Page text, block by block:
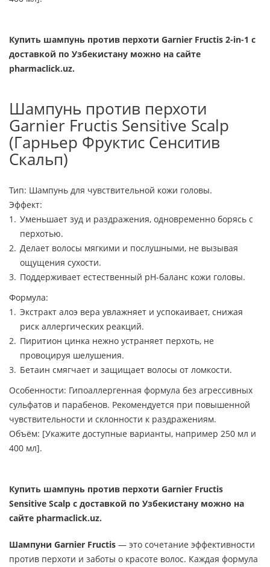
Купить шампунь против перхоти Garnier Fructis 2-in-1 с
доставкой по Узбекистану можно на сайте
pharmaclick.uz.
Шампунь против перхоти
Garnier Fructis Sensitive Scalp
(Гарньер Фруктис Сенситив
Скальп)
Тип: Шампунь для чувствительной кожи головы.
Эффект:
Уменьшает зуд и раздражения, одновременно борясь с
перхотью.
Делает волосы мягкими и послушными, не вызывая
ощущения сухости.
Поддерживает естественный pH-баланс кожи головы.
Формула:
Экстракт алоэ вера увлажняет и успокаивает, снижая
риск аллергических реакций.
Пиритион цинка нежно устраняет перхоть, не
провоцируя шелушения.
Бетаин смягчает и защищает волосы от ломкости.
Особенности: Гипоаллергенная формула без агрессивных
сульфатов и парабенов. Рекомендуется при повышенной
чувствительности и склонности к раздражениям.
Объём: [Укажите доступные варианты, например 250 мл и
400 мл].
Купить шампунь против перхоти Garnier Fructis
Sensitive Scalp с доставкой по Узбекистану можно на
сайте pharmaclick.uz.
Шампуни Garnier Fructis — это сочетание эффективности
против перхоти и заботы о красоте волос. Каждая формула